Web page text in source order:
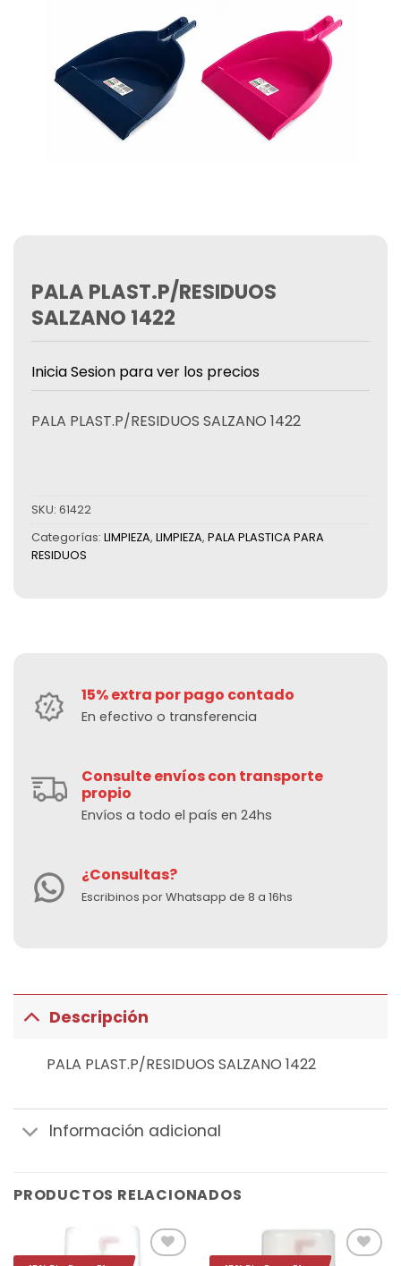
PALA PLAST.P/RESIDUOS
SALZANO 1422
Inicia Sesion para ver los precios
PALA PLAST.P/RESIDUOS SALZANO 1422
SKU: 61422
Categorías: LIMPIEZA, LIMPIEZA, PALA PLASTICA PARA
RESIDUOS
15% extra por pago contado
En efectivo o transferencia
Consulte envíos con transporte
propio
Envíos a todo el país en 24hs
¿Consultas?
Escribinos por Whatsapp de 8 a 16hs
Descripción
PALA PLAST.P/RESIDUOS SALZANO 1422
Información adicional
PRODUCTOS RELACIONADOS